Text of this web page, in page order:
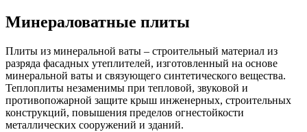
Минераловатные плиты
Плиты из минеральной ваты – строительный материал из
разряда фасадных утеплителей, изготовленный на основе
минеральной ваты и связующего синтетического вещества.
Теплоплиты незаменимы при тепловой, звуковой и
противопожарной защите крыш инженерных, строительных
конструкций, повышения пределов огнестойкости
металлических сооружений и зданий.